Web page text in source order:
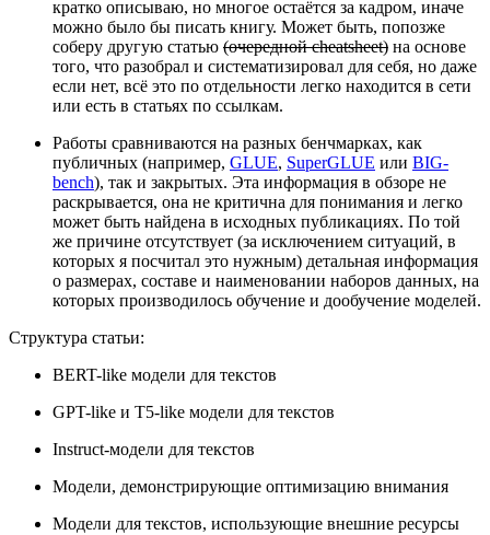
кратко описываю, но многое остаётся за кадром, иначе
можно было бы писать книгу. Может быть, попозже
соберу другую статью (очередной cheatsheet) на основе
того, что разобрал и систематизировал для себя, но даже
если нет, всё это по отдельности легко находится в сети
или есть в статьях по ссылкам.
Работы сравниваются на разных бенчмарках, как
публичных (например, GLUE, SuperGLUE или BIG-
bench), так и закрытых. Эта информация в обзоре не
раскрывается, она не критична для понимания и легко
может быть найдена в исходных публикациях. По той
же причине отсутствует (за исключением ситуаций, в
которых я посчитал это нужным) детальная информация
о размерах, составе и наименовании наборов данных, на
которых производилось обучение и дообучение моделей.
Структура статьи:
BERT-like модели для текстов
GPT-like и T5-like модели для текстов
Instruct-модели для текстов
Модели, демонстрирующие оптимизацию внимания
Модели для текстов, использующие внешние ресурсы